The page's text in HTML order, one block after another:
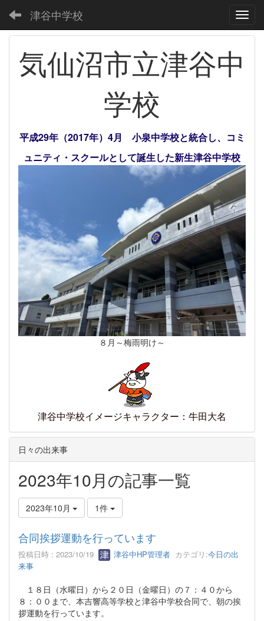
津谷中学校
気仙沼市立津谷中
学校
平成29年（2017年）4月 小泉中学校と統合し、コミ
ュニティ・スクールとして誕生した新生津谷中学校
８月～梅雨明け～
津谷中学校イメージキャラクター：牛田大名
日々の出来事
2023年10月の記事一覧
2023年10月 1件
合同挨拶運動を行っています
投稿日時 : 2023/10/19 津谷中HP管理者 カテゴリ:今日の出
来事
１８日（水曜日）から２０日（金曜日）の７：４０から
８：００まで、本吉響高等学校と津谷中学校合同で、朝の挨
拶運動を行っています。